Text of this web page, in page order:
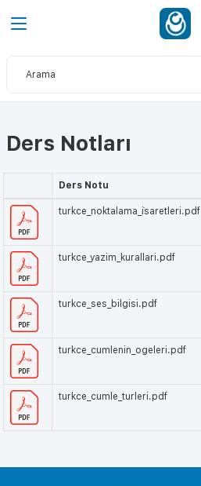
Ders Notları
Ders Notu
turkce_noktalama_i̇saretleri.pdf
turkce_yazim_kurallari.pdf
turkce_ses_bilgisi.pdf
turkce_cumlenin_ogeleri.pdf
turkce_cumle_turleri.pdf